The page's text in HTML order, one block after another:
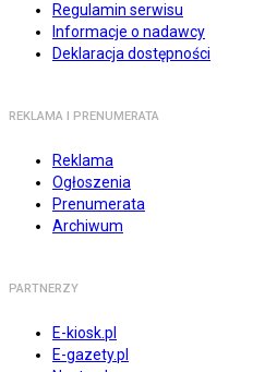
Regulamin serwisu
Informacje o nadawcy
Deklaracja dostępności
REKLAMA I PRENUMERATA
Reklama
Ogłoszenia
Prenumerata
Archiwum
PARTNERZY
E-kiosk.pl
E-gazety.pl